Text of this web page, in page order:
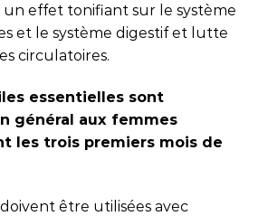
effet tonifiant sur le système
et le système digestif et lutte
circulatoires.
essentielles sont
général aux femmes
les trois premiers mois de
être utilisées avec